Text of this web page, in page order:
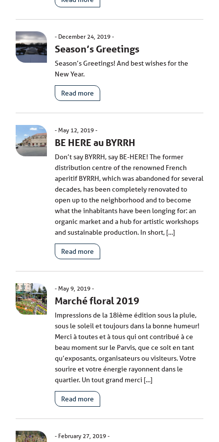
December 24, 2019
Season’s Greetings
Season’s Greetings! And best wishes for the
New Year.
Read more
May 12, 2019
BE HERE au BYRRH
Don’t say BYRRH, say BE-HERE! The former
distribution centre of the renowned French
aperitif BYRRH, which was abandoned for several
decades, has been completely renovated to
open up to the neighborhood and to become
what the inhabitants have been longing for: an
organic market and a hub for artistic workshops
and sustainable production. In short, […]
Read more
May 9, 2019
Marché floral 2019
Impressions de la 18ième édition sous la pluie,
sous le soleil et toujours dans la bonne humeur!
Merci à toutes et à tous qui ont contribué à ce
beau moment sur le Parvis, que ce soit en tant
qu’exposants, organisateurs ou visiteurs. Votre
sourire et votre énergie rayonnent dans le
quartier. Un tout grand merci […]
Read more
February 27, 2019